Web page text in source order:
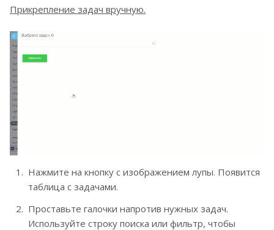
Прикрепление задач вручную.
Нажмите на кнопку с изображением лупы. Появится
таблица с задачами.
Проставьте галочки напротив нужных задач.
Используйте строку поиска или фильтр, чтобы